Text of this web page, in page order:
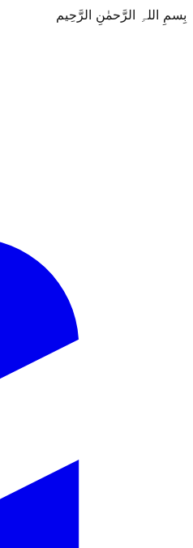
بِسمِ اللہِ الرَّحمٰنِ الرَّحِيم